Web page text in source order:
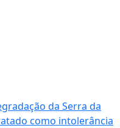
da Serra da
como intolerância